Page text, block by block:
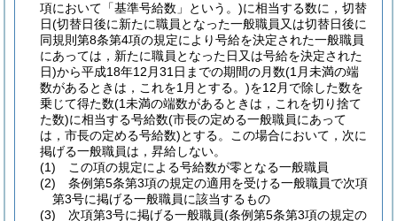
項において「基準号給数」という。)に相当する数に，切替
日(切替日後に新たに職員となった一般職員又は切替日後に
同規則第8条第4項の規定により号給を決定された一般職員
にあっては，新たに職員となった日又は号給を決定された
日)から平成18年12月31日までの期間の月数(1月未満の端
数があるときは，これを1月とする。)を12月で除した数を
乗じて得た数(1未満の端数があるときは，これを切り捨て
た数)に相当する号給数(市長の定める一般職員にあって
は，市長の定める号給数)とする。
この場合において，次に
掲げる一般職員は，昇給しない。
(1)
この項の規定による号給数が零となる一般職員
(2)
条例第5条第3項の規定の適用を受ける一般職員で次項
第3号に掲げる一般職員に該当するもの
(3)
次項第3号に掲げる一般職員(条例第5条第3項の規定の